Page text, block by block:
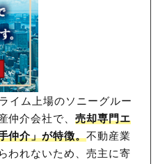
イム上場のソニーグルー
仲介会社で、売却専門エ
仲介」が特徴。不動産業
われないため、売主に寄